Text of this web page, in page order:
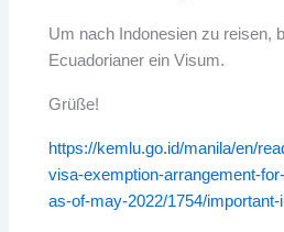
Um nach Indonesien zu reisen,
Ecuadorianer ein Visum.
Grüße!
https://kemlu.go.id/manila/en/
visa-exemption-arrangement-
as-of-may-2022/1754/important-